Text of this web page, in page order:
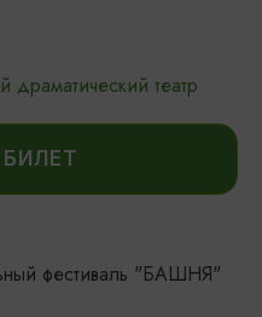
драматический театр
фестиваль "БАШНЯ"